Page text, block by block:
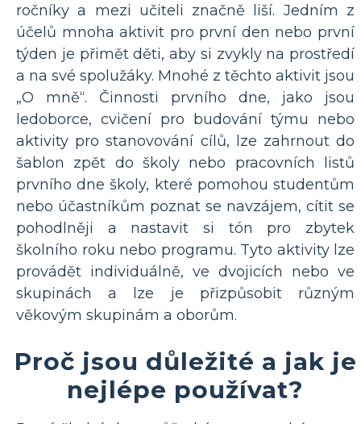
ročníky a mezi učiteli značně liší. Jedním z
účelů mnoha aktivit pro první den nebo první
týden je přimět děti, aby si zvykly na prostředí
a na své spolužáky. Mnohé z těchto aktivit jsou
„O mně“. Činnosti prvního dne, jako jsou
ledoborce, cvičení pro budování týmu nebo
aktivity pro stanovování cílů, lze zahrnout do
šablon zpět do školy nebo pracovních listů
prvního dne školy, které pomohou studentům
nebo účastníkům poznat se navzájem, cítit se
pohodlněji a nastavit si tón pro zbytek
školního roku nebo programu. Tyto aktivity lze
provádět individuálně, ve dvojicích nebo ve
skupinách a lze je přizpůsobit různým
věkovým skupinám a oborům.
Proč jsou důležité a jak je
nejlépe používat?